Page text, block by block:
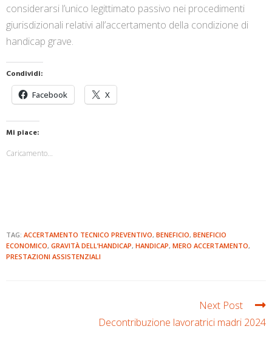
considerarsi l’unico legittimato passivo nei procedimenti
giurisdizionali relativi all’accertamento della condizione di
handicap grave.
Condividi:
Facebook X
Mi piace:
Caricamento...
TAG: ACCERTAMENTO TECNICO PREVENTIVO, BENEFICIO, BENEFICIO
ECONOMICO, GRAVITÀ DELL’HANDICAP, HANDICAP, MERO ACCERTAMENTO,
PRESTAZIONI ASSISTENZIALI
Next Post
Decontribuzione lavoratrici madri 2024